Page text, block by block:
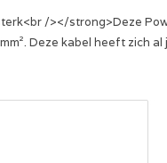
/></strong>Deze
Deze kabel heeft zich